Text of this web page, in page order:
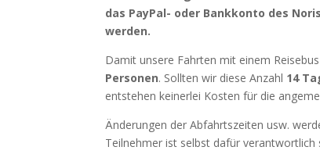
das PayPal- oder Bankkonto des
werden.
Damit unsere Fahrten mit einem
Personen. Sollten wir diese Anzahl 14
entstehen keinerlei Kosten für die
Änderungen der Abfahrtszeiten usw.
Teilnehmer ist selbst dafür verantwortlich